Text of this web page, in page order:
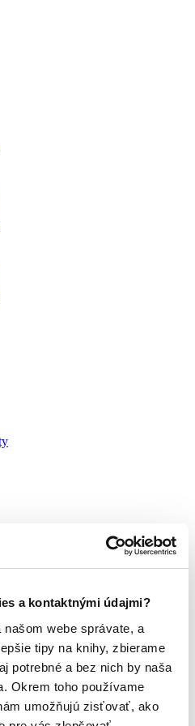
a kontaktnými údajmi?
webe správate, a
tipy na knihy, zbierame
potrebné a bez nich by naša
Okrem toho používame
umožňujú zisťovať, ako